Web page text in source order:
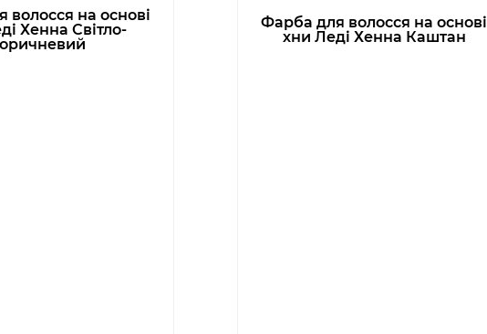
волосся на основі
Хенна Світло-
Фарба для волосся на основі
хни Леді Хенна Каштан